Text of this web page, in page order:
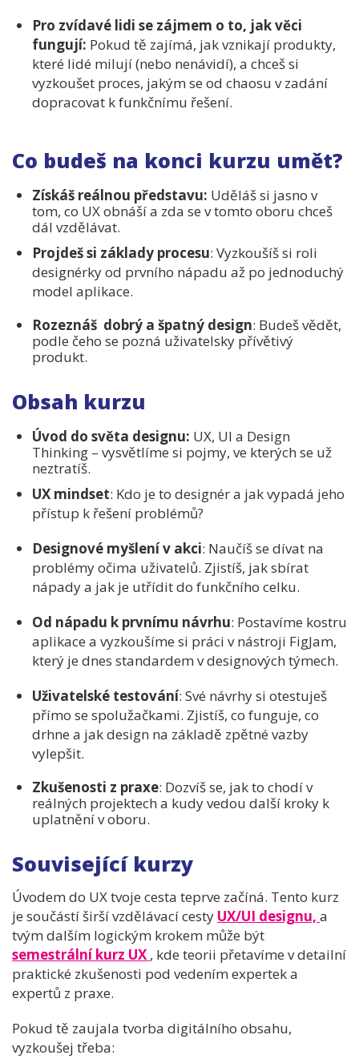
Pro zvídavé lidi se zájmem o to, jak věci
fungují: Pokud tě zajímá, jak vznikají produkty,
které lidé milují (nebo nenávidí), a chceš si
vyzkoušet proces, jakým se od chaosu v zadání
dopracovat k funkčnímu řešení.
Co budeš na konci kurzu umět?
Získáš reálnou představu: Uděláš si jasno v
tom, co UX obnáší a zda se v tomto oboru chceš
dál vzdělávat.
Projdeš si základy procesu: Vyzkoušíš si roli
designérky od prvního nápadu až po jednoduchý
model aplikace.
Rozeznáš dobrý a špatný design: Budeš vědět,
podle čeho se pozná uživatelsky přívětivý
produkt.
Obsah kurzu
Úvod do světa designu: UX, UI a Design
Thinking – vysvětlíme si pojmy, ve kterých se už
neztratíš.
UX mindset: Kdo je to designér a jak vypadá jeho
přístup k řešení problémů?
Designové myšlení v akci: Naučíš se dívat na
problémy očima uživatelů. Zjistíš, jak sbírat
nápady a jak je utřídit do funkčního celku.
Od nápadu k prvnímu návrhu: Postavíme kostru
aplikace a vyzkoušíme si práci v nástroji FigJam,
který je dnes standardem v designových týmech.
Uživatelské testování: Své návrhy si otestuješ
přímo se spolužačkami. Zjistíš, co funguje, co
drhne a jak design na základě zpětné vazby
vylepšit.
Zkušenosti z praxe: Dozvíš se, jak to chodí v
reálných projektech a kudy vedou další kroky k
uplatnění v oboru.
Související kurzy
Úvodem do UX tvoje cesta teprve začíná. Tento kurz
je součástí širší vzdělávací cesty UX/UI designu, a
tvým dalším logickým krokem může být
semestrální kurz UX , kde teorii přetavíme v detailní
praktické zkušenosti pod vedením expertek a
expertů z praxe.
Pokud tě zaujala tvorba digitálního obsahu,
vyzkoušej třeba: